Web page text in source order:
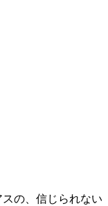
の、信じられない